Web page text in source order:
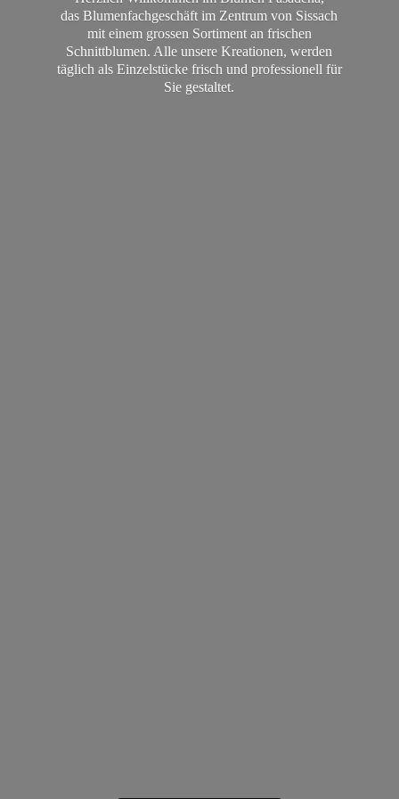
das Blumenfachgeschäft im Zentrum von Sissach
mit einem grossen Sortiment an frischen
Schnittblumen. Alle unsere Kreationen, werden
täglich als Einzelstücke frisch und professionell für
Sie gestaltet.